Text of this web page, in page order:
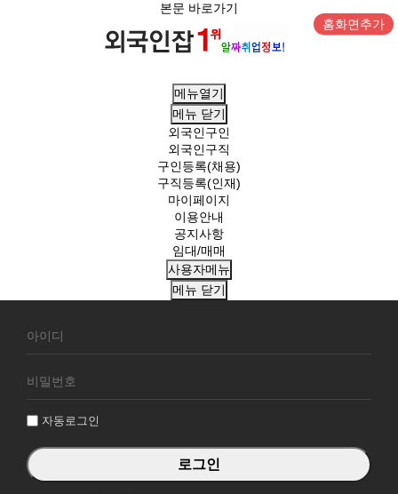
본문 바로가기
홈화면추가
메뉴열기
메뉴 닫기
외국인구인
외국인구직
구인등록(채용)
구직등록(인재)
마이페이지
이용안내
공지사항
임대/매매
사용자메뉴
메뉴 닫기
원
그
자동로그인